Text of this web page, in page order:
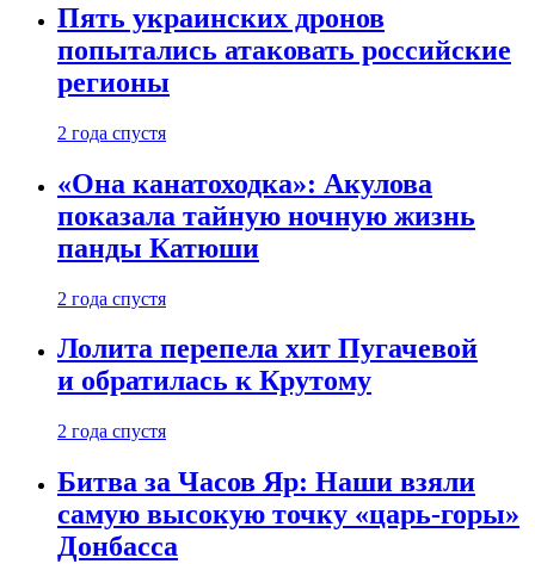
Пять украинских дронов
попытались атаковать российские
регионы
2 года спустя
«Она канатоходка»: Акулова
показала тайную ночную жизнь
панды Катюши
2 года спустя
Лолита перепела хит Пугачевой
и обратилась к Крутому
2 года спустя
Битва за Часов Яр: Наши взяли
самую высокую точку «царь-горы»
Донбасса